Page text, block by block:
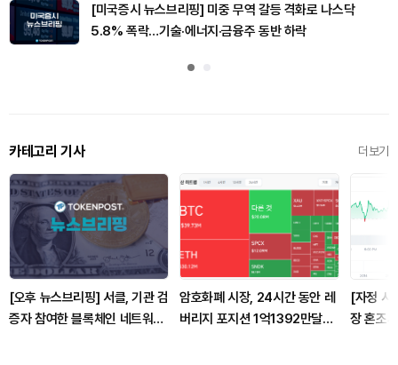
[미국증시 뉴스브리핑] 미중 무역 갈등 격화로 나스닥
5.8% 폭락…기술·에너지·금융주 동반 하락
카테고리 기사 더보기
[오후 뉴스브리핑] 서클, 기관 검
증자 참여한 블록체인 네트워크
암호화폐 시장, 24시간 동안 레
버리지 포지션 1억1392만달러
[자정 시
장 혼조